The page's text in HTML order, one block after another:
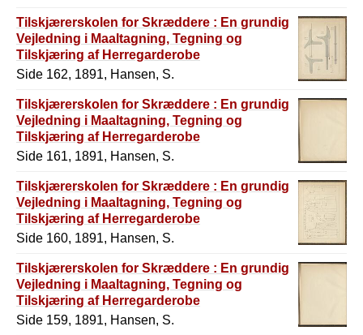
Tilskjærerskolen for Skræddere : En grundig
Vejledning i Maaltagning, Tegning og
Tilskjæring af Herregarderobe
Side 162, 1891, Hansen, S.
Tilskjærerskolen for Skræddere : En grundig
Vejledning i Maaltagning, Tegning og
Tilskjæring af Herregarderobe
Side 161, 1891, Hansen, S.
Tilskjærerskolen for Skræddere : En grundig
Vejledning i Maaltagning, Tegning og
Tilskjæring af Herregarderobe
Side 160, 1891, Hansen, S.
Tilskjærerskolen for Skræddere : En grundig
Vejledning i Maaltagning, Tegning og
Tilskjæring af Herregarderobe
Side 159, 1891, Hansen, S.